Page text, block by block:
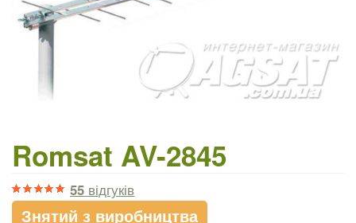
Romsat AV-2845
55 відгуків
Знятий з виробництва